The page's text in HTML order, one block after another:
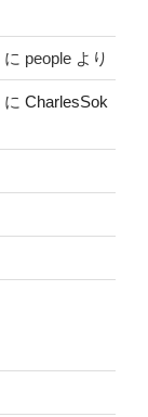
に people より
に CharlesSok